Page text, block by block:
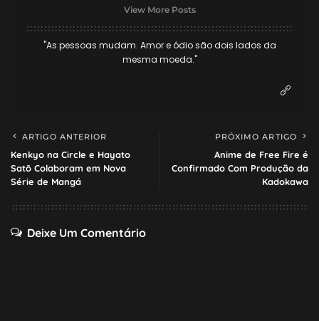
View More Posts
"As pessoas mudam. Amor e ódio são dois lados da
mesma moeda."
ARTIGO ANTERIOR
Kenkyo na Circle e Hayato
Satō Colaboram em Nova
Série de Mangá
PRÓXIMO ARTIGO
Anime de Free Fire é
Confirmado Com Produção da
Kadokawa
Deixe Um Comentário